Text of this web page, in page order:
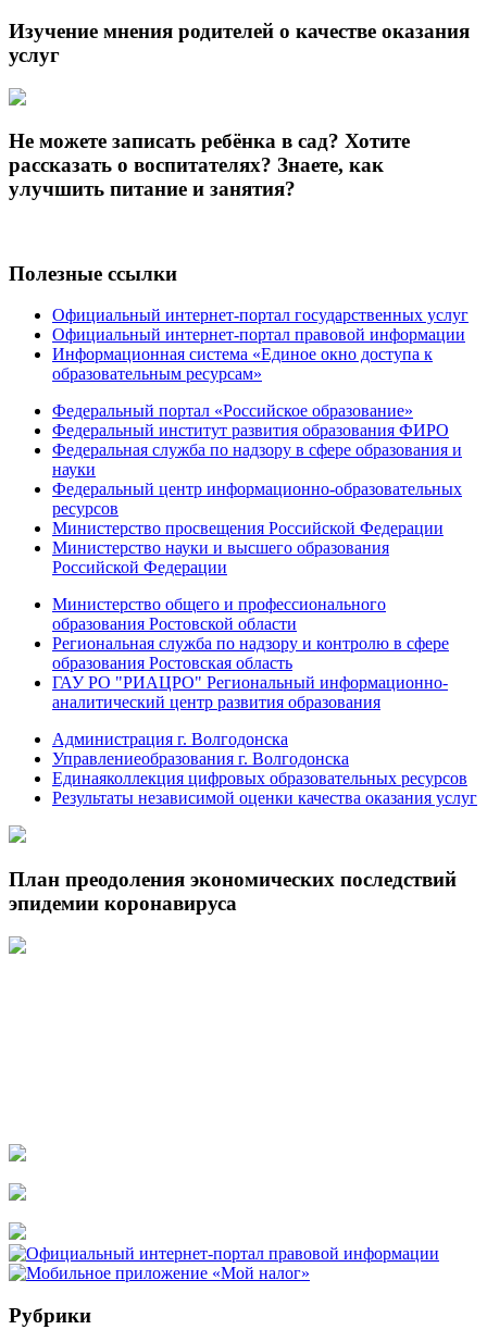
Изучение мнения родителей о качестве оказания
услуг
Не можете записать ребёнка в сад? Хотите
рассказать о воспитателях? Знаете, как
улучшить питание и занятия?
Полезные ссылки
Официальный интернет-портал государственных услуг
Официальный интернет-портал правовой информации
Информационная система «Единое окно доступа к
образовательным ресурсам»
Федеральный портал «Российское образование»
Федеральный институт развития образования ФИРО
Федеральная служба по надзору в сфере образования и
науки
Федеральный центр информационно-образовательных
ресурсов
Министерство просвещения Российской Федерации
Министерство науки и высшего образования
Российской Федерации
Министерство общего и профессионального
образования Ростовской области
Региональная служба по надзору и контролю в сфере
образования Ростовская область
ГАУ РО "РИАЦРО" Региональный информационно-
аналитический центр развития образования
Администрация г. Волгодонска
Управлениеобразования г. Волгодонска
Единаяколлекция цифровых образовательных ресурсов
Результаты независимой оценки качества оказания услуг
План преодоления экономических последствий
эпидемии коронавируса
Рубрики